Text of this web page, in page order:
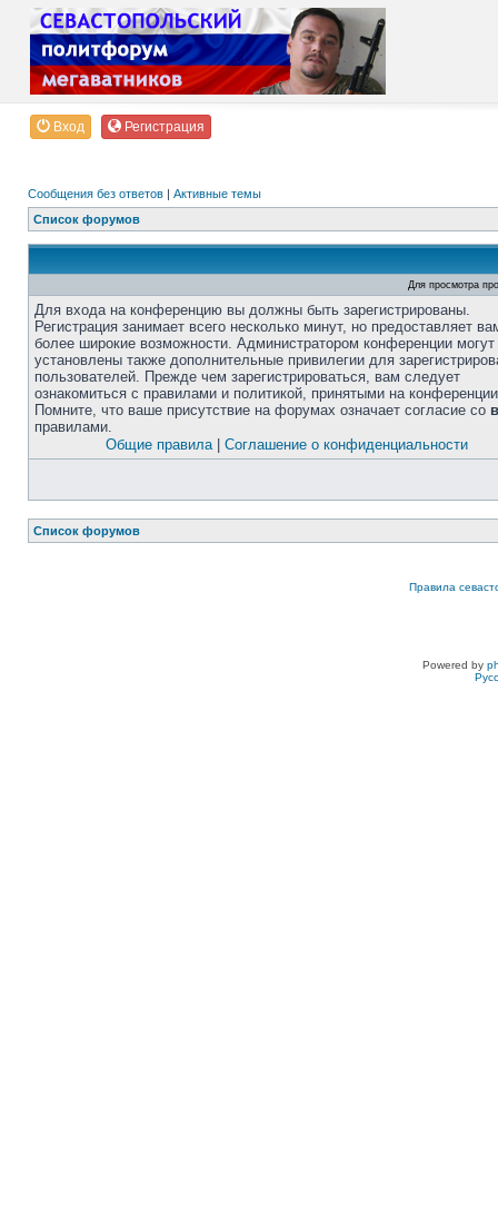
Вход Регистрация
Сообщения без ответов | Активные темы
Список форумов
Для просмотра
Для входа на конференцию вы должны быть зарегистрированы.
Регистрация занимает всего несколько минут, но предоставляет
более широкие возможности. Администратором конференции
установлены также дополнительные привилегии для
пользователей. Прежде чем зарегистрироваться, вам следует
ознакомиться с правилами и политикой, принятыми на
Помните, что ваше присутствие на форумах означает согласие со
правилами.
Общие правила| Соглашение о конфиденциальности
Список форумов
Правила
Powered by